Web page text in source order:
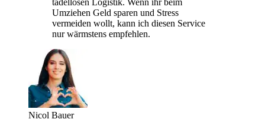
Umziehen Geld sparen und Stress
vermeiden wollt, kann ich diesen Service
nur wärmstens empfehlen.
Nicol Bauer